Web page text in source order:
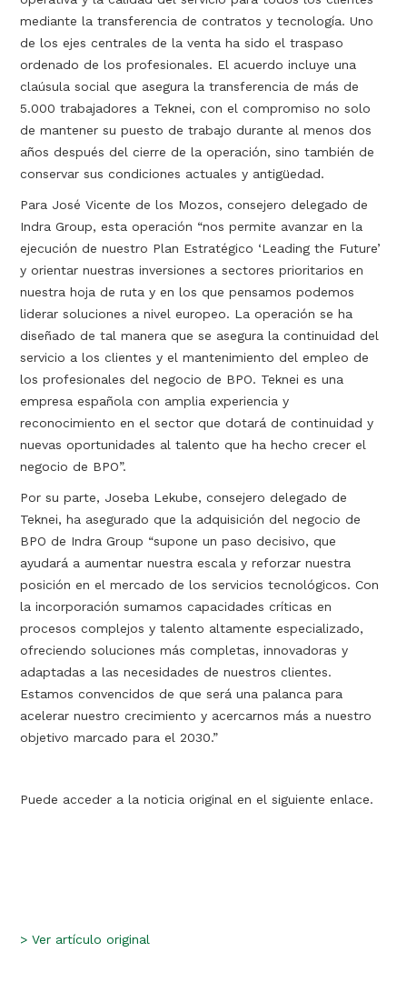
mediante la transferencia de contratos y tecnología. Uno
de los ejes centrales de la venta ha sido el traspaso
ordenado de los profesionales. El acuerdo incluye una
claúsula social que asegura la transferencia de más de
5.000 trabajadores a Teknei, con el compromiso no solo
de mantener su puesto de trabajo durante al menos dos
años después del cierre de la operación, sino también de
conservar sus condiciones actuales y antigüedad.
Para José Vicente de los Mozos, consejero delegado de
Indra Group, esta operación “nos permite avanzar en la
ejecución de nuestro Plan Estratégico ‘Leading the Future’
y orientar nuestras inversiones a sectores prioritarios en
nuestra hoja de ruta y en los que pensamos podemos
liderar soluciones a nivel europeo. La operación se ha
diseñado de tal manera que se asegura la continuidad del
servicio a los clientes y el mantenimiento del empleo de
los profesionales del negocio de BPO. Teknei es una
empresa española con amplia experiencia y
reconocimiento en el sector que dotará de continuidad y
nuevas oportunidades al talento que ha hecho crecer el
negocio de BPO”.
Por su parte, Joseba Lekube, consejero delegado de
Teknei, ha asegurado que la adquisición del negocio de
BPO de Indra Group “supone un paso decisivo, que
ayudará a aumentar nuestra escala y reforzar nuestra
posición en el mercado de los servicios tecnológicos. Con
la incorporación sumamos capacidades críticas en
procesos complejos y talento altamente especializado,
ofreciendo soluciones más completas, innovadoras y
adaptadas a las necesidades de nuestros clientes.
Estamos convencidos de que será una palanca para
acelerar nuestro crecimiento y acercarnos más a nuestro
objetivo marcado para el 2030.”
Puede acceder a la noticia original en el siguiente enlace.
> Ver artículo original